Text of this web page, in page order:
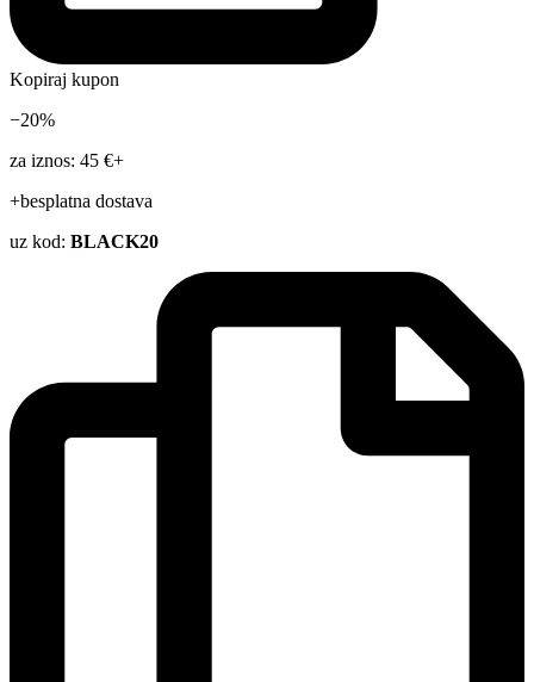
Kopiraj kupon
−20%
za iznos: 45 €+
+besplatna dostava
uz kod: BLACK20